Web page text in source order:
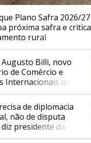
Plano Safra 2026/27
próxima safra e critica
rural
Augusto Billi, novo
de Comércio e
Internacionais do
de diplomacia
não de disputa
presidente da